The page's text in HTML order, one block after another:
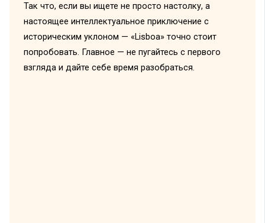
Так что, если вы ищете не просто настолку, а
настоящее интеллектуальное приключение с
историческим уклоном — «Lisboa» точно стоит
попробовать. Главное — не пугайтесь с первого
взгляда и дайте себе время разобраться.